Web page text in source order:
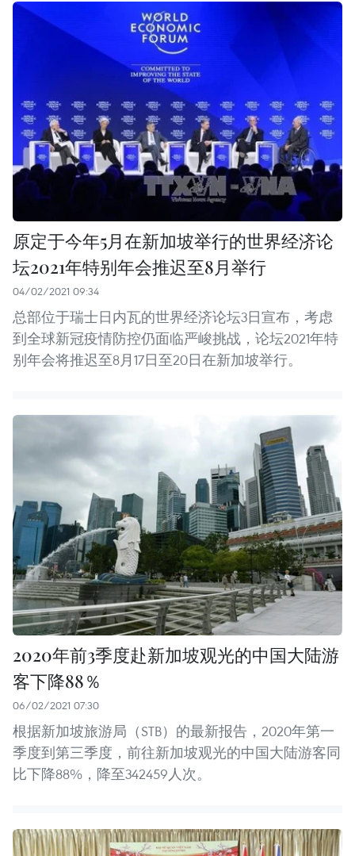
原定于今年5月在新加坡举行的世界经济论
坛2021年特别年会推迟至8月举行
04/02/2021 09:34
总部位于瑞士日内瓦的世界经济论坛3日宣布，考虑
到全球新冠疫情防控仍面临严峻挑战，论坛2021年特
别年会将推迟至8月17日至20日在新加坡举行。
2020年前3季度赴新加坡观光的中国大陆游
客下降88％
06/02/2021 07:30
根据新加坡旅游局（STB）的最新报告，2020年第一
季度到第三季度，前往新加坡观光的中国大陆游客同
比下降88%，降至342459人次。